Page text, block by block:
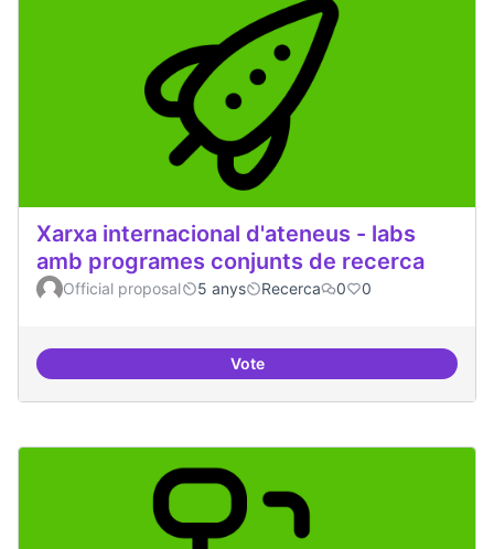
Xarxa internacional d'ateneus - labs
amb programes conjunts de recerca
Official proposal 5 anys Recerca 0 0
VoteXarxa internacional d'ateneus -